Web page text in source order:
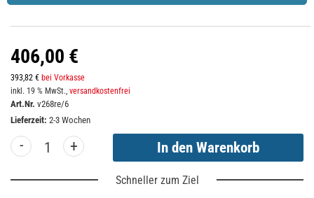
406,00 €
393,82 € bei Vorkasse
inkl. 19 % MwSt., versandkostenfrei
Art.Nr. v268re/6
Lieferzeit: 2-3 Wochen
- +
Schneller zum Ziel